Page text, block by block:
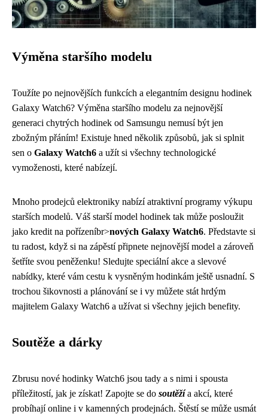
Výměna staršího modelu
Toužíte po nejnovějších funkcích a elegantním designu hodinek
Galaxy Watch6? Výměna staršího modelu za nejnovější
generaci chytrých hodinek od Samsungu nemusí být jen
zbožným přáním! Existuje hned několik způsobů, jak si splnit
sen o Galaxy Watch6 a užít si všechny technologické
vymoženosti, které nabízejí.
Mnoho prodejců elektroniky nabízí atraktivní programy výkupu
starších modelů. Váš starší model hodinek tak může posloužit
jako kredit na pořízeníbr>nových Galaxy Watch6. Představte si
tu radost, když si na zápěstí připnete nejnovější model a zároveň
šetříte svou peněženku! Sledujte speciální akce a slevové
nabídky, které vám cestu k vysněným hodinkám ještě usnadní. S
trochou šikovnosti a plánování se i vy můžete stát hrdým
majitelem Galaxy Watch6 a užívat si všechny jejich benefity.
Soutěže a dárky
Zbrusu nové hodinky Watch6 jsou tady a s nimi i spousta
příležitostí, jak je získat! Zapojte se do soutěžía akcí, které
probíhají online i v kamenných prodejnách. Štěstí se může usmát